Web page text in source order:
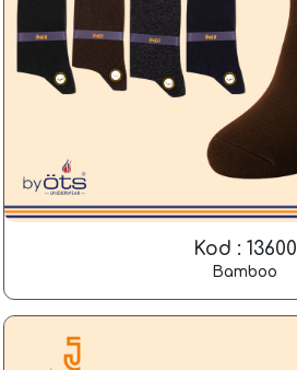
Kod : 13600
Bamboo